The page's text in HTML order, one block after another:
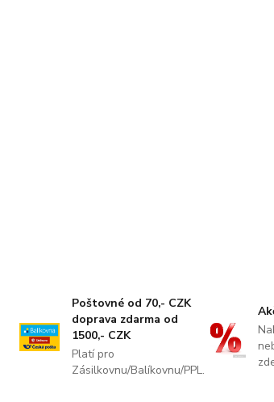
Poštovné od 70,- CZK
doprava zdarma od
1500,- CZK
Platí pro
Zásilkovnu/Balíkovnu/PPL.